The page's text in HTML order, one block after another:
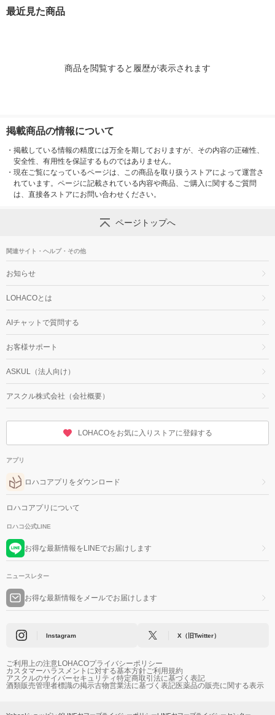
最近見た商品
商品を閲覧すると履歴が表示されます
掲載商品の情報について
・ 掲載している情報の精度には万全を期しておりますが、その内容の正確性、
安全性、有用性を保証するものではありません。
・ 現在ご覧になっているページは、この商品を取り扱うストアによって運営さ
れています。ページに記載されている内容や商品、ご購入に関するご質問
は、直接各ストアにお問い合わせください。
ページトップへ
関連サイト・ヘルプ・その他
お知らせ
LOHACOとは
AIチャットで質問する
お客様サポート
ASKUL（法人向け）
アスクル株式会社（会社概要）
LOHACOをお気に入りストアに登録する
アプリ
ロハコアプリをダウンロード
ロハコアプリについて
ロハコ公式LINE
お得な最新情報をLINEでお届けします
ニュースレター
お得な最新情報をメールでお届けします
Instagram X（旧Twitter）
ご利用上の注意LOHACOプライバシーポリシー
カスタマーハラスメントに対する基本方針ご利用規約
アスクルのサイバーセキュリティ特定商取引法に基づく表記
酒類販売管理者標識の掲示古物営業法に基づく表記医薬品の販売に関する表示